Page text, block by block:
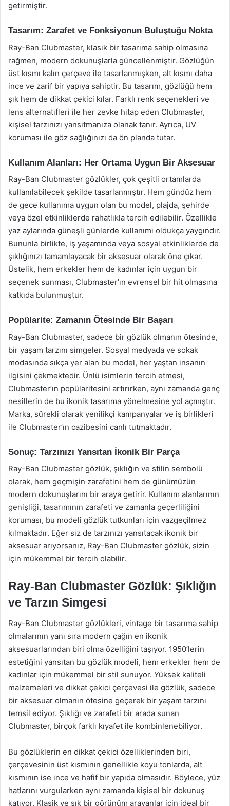
getirmiştir.
Tasarım: Zarafet ve Fonksiyonun Buluştuğu Nokta
Ray-Ban Clubmaster, klasik bir tasarıma sahip olmasına
rağmen, modern dokunuşlarla güncellenmiştir. Gözlüğün
üst kısmı kalın çerçeve ile tasarlanmışken, alt kısmı daha
ince ve zarif bir yapıya sahiptir. Bu tasarım, gözlüğü hem
şık hem de dikkat çekici kılar. Farklı renk seçenekleri ve
lens alternatifleri ile her zevke hitap eden Clubmaster,
kişisel tarzınızı yansıtmanıza olanak tanır. Ayrıca, UV
koruması ile göz sağlığınızı da ön planda tutar.
Kullanım Alanları: Her Ortama Uygun Bir Aksesuar
Ray-Ban Clubmaster gözlükler, çok çeşitli ortamlarda
kullanılabilecek şekilde tasarlanmıştır. Hem gündüz hem
de gece kullanıma uygun olan bu model, plajda, şehirde
veya özel etkinliklerde rahatlıkla tercih edilebilir. Özellikle
yaz aylarında güneşli günlerde kullanımı oldukça yaygındır.
Bununla birlikte, iş yaşamında veya sosyal etkinliklerde de
şıklığınızı tamamlayacak bir aksesuar olarak öne çıkar.
Üstelik, hem erkekler hem de kadınlar için uygun bir
seçenek sunması, Clubmaster’ın evrensel bir hit olmasına
katkıda bulunmuştur.
Popülarite: Zamanın Ötesinde Bir Başarı
Ray-Ban Clubmaster, sadece bir gözlük olmanın ötesinde,
bir yaşam tarzını simgeler. Sosyal medyada ve sokak
modasında sıkça yer alan bu model, her yaştan insanın
ilgisini çekmektedir. Ünlü isimlerin tercih etmesi,
Clubmaster’ın popülaritesini artırırken, aynı zamanda genç
nesillerin de bu ikonik tasarıma yönelmesine yol açmıştır.
Marka, sürekli olarak yenilikçi kampanyalar ve iş birlikleri
ile Clubmaster’ın cazibesini canlı tutmaktadır.
Sonuç: Tarzınızı Yansıtan İkonik Bir Parça
Ray-Ban Clubmaster gözlük, şıklığın ve stilin sembolü
olarak, hem geçmişin zarafetini hem de günümüzün
modern dokunuşlarını bir araya getirir. Kullanım alanlarının
genişliği, tasarımının zarafeti ve zamanla geçerliliğini
koruması, bu modeli gözlük tutkunları için vazgeçilmez
kılmaktadır. Eğer siz de tarzınızı yansıtacak ikonik bir
aksesuar arıyorsanız, Ray-Ban Clubmaster gözlük, sizin
için mükemmel bir tercih olabilir.
Ray-Ban Clubmaster Gözlük: Şıklığın
ve Tarzın Simgesi
Ray-Ban Clubmaster gözlükleri, vintage bir tasarıma sahip
olmalarının yanı sıra modern çağın en ikonik
aksesuarlarından biri olma özelliğini taşıyor. 1950’lerin
estetiğini yansıtan bu gözlük modeli, hem erkekler hem de
kadınlar için mükemmel bir stil sunuyor. Yüksek kaliteli
malzemeleri ve dikkat çekici çerçevesi ile gözlük, sadece
bir aksesuar olmanın ötesine geçerek bir yaşam tarzını
temsil ediyor. Şıklığı ve zarafeti bir arada sunan
Clubmaster, birçok farklı kıyafet ile kombinlenebiliyor.
Bu gözlüklerin en dikkat çekici özelliklerinden biri,
çerçevesinin üst kısmının genellikle koyu tonlarda, alt
kısmının ise ince ve hafif bir yapıda olmasıdır. Böylece, yüz
hatlarını vurgularken aynı zamanda kişisel bir dokunuş
katıyor. Klasik ve şık bir görünüm arayanlar için ideal bir